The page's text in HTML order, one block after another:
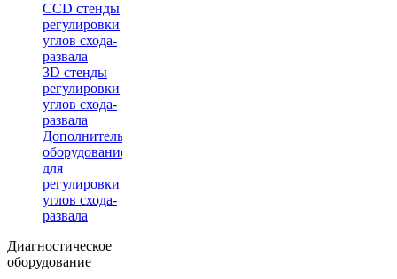
CCD стенды
регулировки
углов схода-
развала
3D стенды
регулировки
углов схода-
развала
Дополнительное
оборудование
для
регулировки
углов схода-
развала
Диагностическое
оборудование